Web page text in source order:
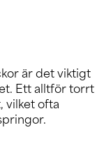
är det viktigt
Ett alltför torrt
vilket ofta